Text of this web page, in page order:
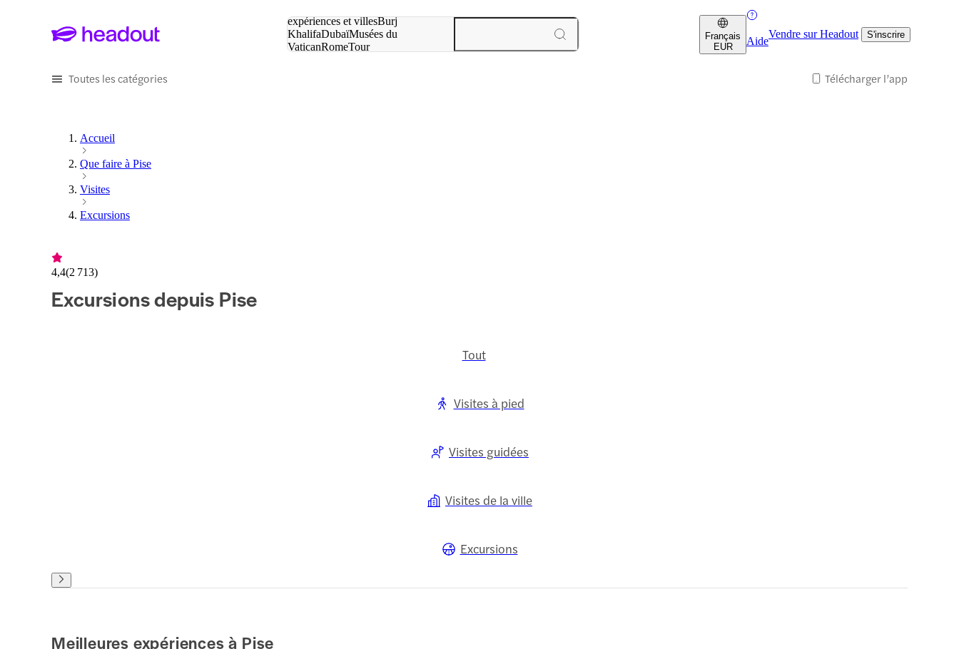
expériences et villesBurj
KhalifaDubaïMusées du
VaticanRomeTour
Français
EUR
Aide
Vendre sur Headout S'inscrire
Toutes les catégories Télécharger l’app
Accueil
Que faire à Pise
Visites
Excursions
4,4(2 713)
Excursions depuis Pise
Tout
Visites à pied
Visites guidées
Visites de la ville
Excursions
Meilleures expériences à Pise